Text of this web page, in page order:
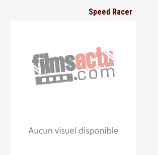
Speed Racer